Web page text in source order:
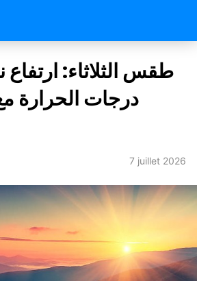
درجات الحرارة
7 juillet 2026